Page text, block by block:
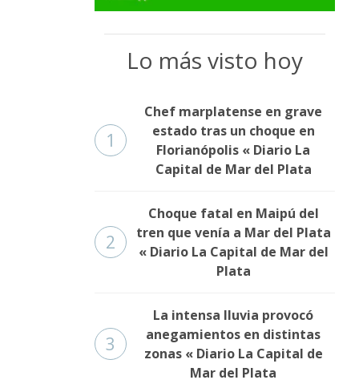
Lo más visto hoy
1
Chef marplatense en grave
estado tras un choque en
Florianópolis « Diario La
Capital de Mar del Plata
2
Choque fatal en Maipú del
tren que venía a Mar del Plata
« Diario La Capital de Mar del
Plata
3
La intensa lluvia provocó
anegamientos en distintas
zonas « Diario La Capital de
Mar del Plata